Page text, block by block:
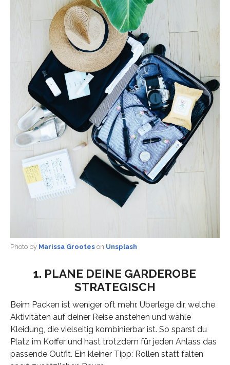
Photo by Marissa Grooteson Unsplash
1. PLANE DEINE GARDEROBE
STRATEGISCH
Beim Packen ist weniger oft mehr. Überlege dir, welche
Aktivitäten auf deiner Reise anstehen und wähle
Kleidung, die vielseitig kombinierbar ist. So sparst du
Platz im Koffer und hast trotzdem für jeden Anlass das
passende Outfit. Ein kleiner Tipp: Rollen statt falten